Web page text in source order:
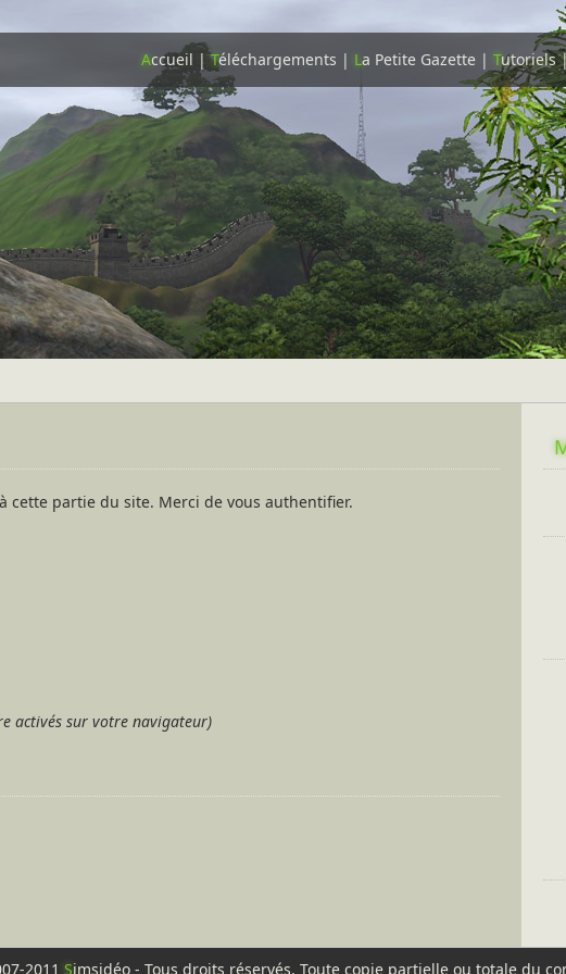
Accueil |Téléchargements | La Petite Gazette | Tutoriels
cette partie du site. Merci de vous authentifier.
activés sur votre navigateur)
2011 Simsidéo - Tous droits réservés. Toute copie partielle ou totale du